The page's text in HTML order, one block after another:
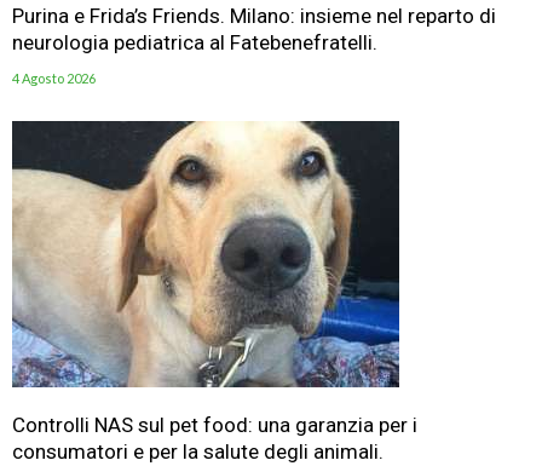
Purina e Frida’s Friends. Milano: insieme nel reparto di
neurologia pediatrica al Fatebenefratelli.
4 Agosto 2026
Controlli NAS sul pet food: una garanzia per i
consumatori e per la salute degli animali.